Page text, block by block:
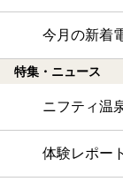
今月の新着
特集・ニュース
ニフティ温
体験レポート